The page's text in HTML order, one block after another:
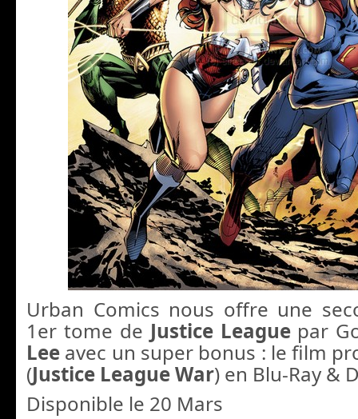
Urban Comics nous offre une
1er tome de Justice League par
Lee avec un super bonus : le film
(Justice LeagueWar) en Blu-Ray &
Disponible le 20 Mars